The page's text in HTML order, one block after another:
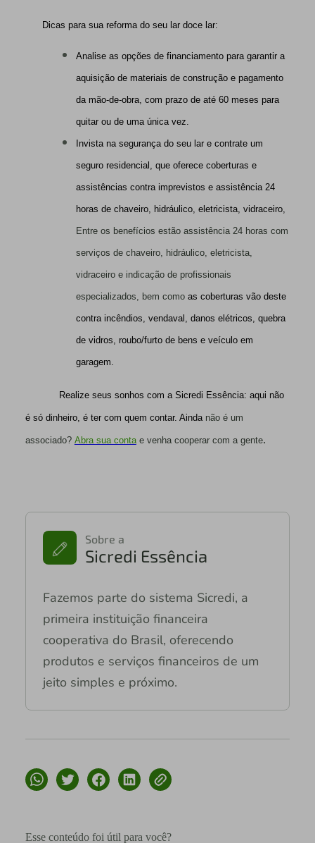
Dicas para sua reforma do seu lar doce lar:
Analise as opções de financiamento para garantir a
aquisição de materiais de construção e pagamento
da mão-de-obra, com prazo de até 60 meses para
quitar ou de uma única vez.
Invista na segurança do seu lar e contrate um
seguro residencial, que oferece coberturas e
assistências contra imprevistos e assistência 24
horas de chaveiro, hidráulico, eletricista, vidraceiro,
Entre os benefícios estão assistência 24 horas com
serviços de chaveiro, hidráulico, eletricista,
vidraceiro e indicação de profissionais
especializados, bem comoas coberturas vão deste
contra incêndios, vendaval, danos elétricos, quebra
de vidros, roubo/furto de bens e veículo em
garagem.
Realize seus sonhos com a Sicredi Essência: aqui não
é só dinheiro, é ter com quem contar. Aindanão é um
associado? Abra sua contae venha cooperar com a gente.
Sobre a
Sicredi Essência
Fazemos parte do sistema Sicredi, a
primeira instituição financeira
cooperativa do Brasil, oferecendo
produtos e serviços financeiros de um
jeito simples e próximo.
Esse conteúdo foi útil para você?